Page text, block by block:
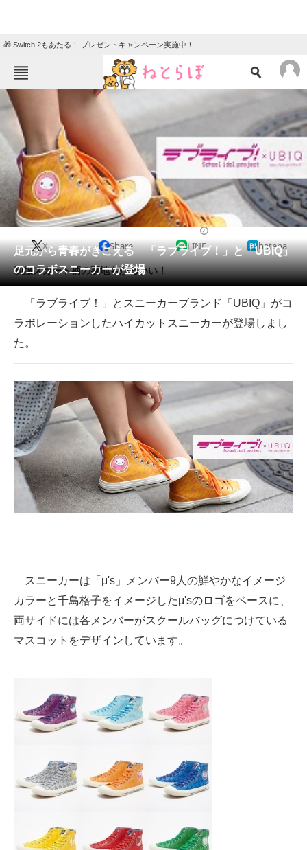
🎁 Switch 2もあたる！ プレゼントキャンペーン実施中！
ねとらぼメニュー
TOP
エンタメ クイズ
グルメ
住まい 教育・育児
動物 リサーチ
会員記事
メディア
注目記事を集めた総合ページ
スマホと通信の最新トレンド
進化するPCとデバイスの未来
好きが集まる 比べて選べる
ビジネスと働き方のヒント
AI活用のいまが分かる
企業ITのトレンドを詳説
ITエンジニア向け専門サイト
IT製品の技術・比較・事例
モノづくり技術者専門サイト
電子設計の基本と応用
建設×テクノロジーの最前線
足元から青春がきこえる 「ラブライブ！」と「UBIQ」
のコラボスニーカーが登場
X Share LINE hatena
制服スカート柄の裏地もかわいい！
「ラブライブ！」とスニーカーブランド「UBIQ」がコ
ラボレーションしたハイカットスニーカーが登場しまし
た。
スニーカーは「μ's」メンバー9人の鮮やかなイメージ
カラーと千鳥格子をイメージしたμ'sのロゴをベースに、
両サイドには各メンバーがスクールバッグにつけている
マスコットをデザインしています。